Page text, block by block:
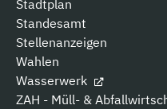
Stadtplan
Standesamt
Stellenanzeigen
Wahlen
Wasserwerk
ZAH - Müll- &